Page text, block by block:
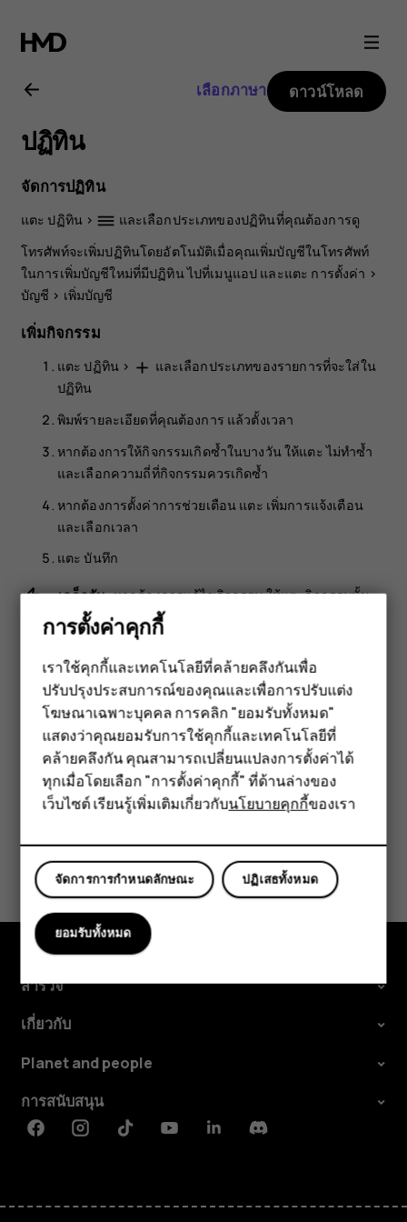
คู่มือ
ผู้
ใช้
Nokia
C10
สมาร์ทโฟน
ฟีเจอร์โฟน
อุปกรณ์เสริม
แท็บเล็ต
เลือกภาษา ดาวน์โหลด
ปฏิทิน
จัดการปฏิทิน
แตะ ปฏิทิน > dehaze และเลือกประเภทของปฏิทินที่คุณต้องการดู
โทรศัพท์จะเพิ่มปฏิทินโดยอัตโนมัติเมื่อคุณเพิ่มบัญชีในโทรศัพท์
ในการเพิ่มบัญชีใหม่ที่มีปฏิทิน ไปที่เมนูแอป และแตะ การตั้งค่า >
บัญชี > เพิ่มบัญชี
เพิ่มกิจกรรม
แตะ ปฏิทิน > add และเลือกประเภทของรายการที่จะใส่ใน
ปฏิทิน
พิมพ์รายละเอียดที่คุณต้องการ แล้วตั้งเวลา
หากต้องการให้กิจกรรมเกิดซ้ำในบางวัน ให้แตะไม่ทำซ้ำ
และเลือกความถี่ที่กิจกรรมควรเกิดซ้ำ
หากต้องการตั้งค่าการช่วยเตือน แตะ เพิ่มการแจ้งเตือน
และเลือกเวลา
แตะบันทึก
เคล็ดลับ:หากต้องการแก้ไขกิจกรรม ให้แตะกิจกรรมนั้น
และmode_edit ค้างไว้ แล้วแก้ไขรายละเอียด
ลบการนัดหมาย
แตะกิจกรรม
แตะmore_vert>ลบ
ข้อมูลนี้มีประโยชน์กับคุณหรือไม่
ใช่ ไม่
สำรวจ
เกี่ยวกับ
Planet and people
การสนับสนุน
FacebookInstagramTiktokYoutubeLinkedinDiscord
การตั้งค่าคุกกี้
เราใช้คุกกี้และเทคโนโลยีที่คล้ายคลึงกันเพื่อ
ปรับปรุงประสบการณ์ของคุณและเพื่อการปรับแต่ง
โฆษณาเฉพาะบุคคล การคลิก "ยอมรับทั้งหมด"
แสดงว่าคุณยอมรับการใช้คุกกี้และเทคโนโลยีที่
คล้ายคลึงกัน คุณสามารถเปลี่ยนแปลงการตั้งค่าได้
ทุกเมื่อโดยเลือก "การตั้งค่าคุกกี้" ที่ด้านล่างของ
เว็บไซต์ เรียนรู้เพิ่มเติมเกี่ยวกับนโยบายคุกกี้ของเรา
ปฏิเสธทั้งหมด
จัดการการกำหนดลักษณะ
ยอมรับทั้งหมด